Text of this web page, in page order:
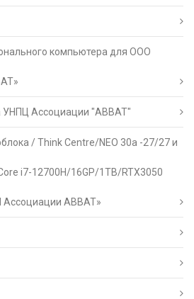
компьютера для ООО
УНПЦ Ассоциации "АВВАТ"
/ Think Centre/NEO 30a -27/27 и
i7-12700H/16GP/1TB/RTX3050
АВВАТ»